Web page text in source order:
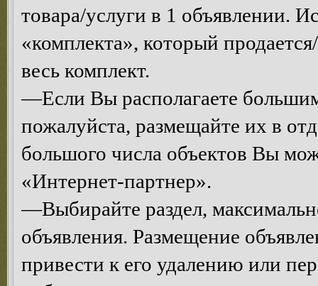
товара/услуги в 1 объявлении.
«комплекта», который
весь комплект.
—Если Вы располагаете
пожалуйста, размещайте их в
большого числа объектов Вы
«Интернет-партнер».
—Выбирайте раздел,
объявления. Размещение
привести к его удалению или